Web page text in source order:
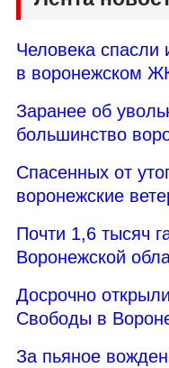
Человека спасли
в воронежском
Заранее об
большинство
Спасенных от
воронежские
Почти 1,6 тысяч
Воронежской
Досрочно
Свободы в
За пьяное